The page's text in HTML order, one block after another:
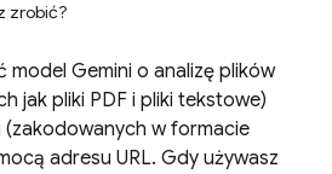
zrobić?
model Gemini o analizę plików
jak pliki PDF i pliki tekstowe)
w formacie
adresu URL. Gdy używasz